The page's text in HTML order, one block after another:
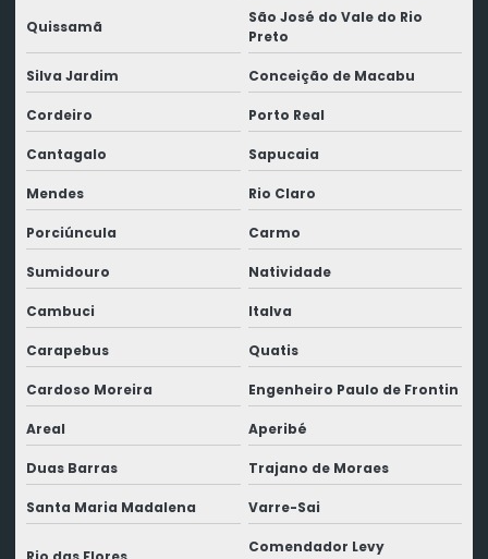
Quissamã
São José do Vale do Rio
Preto
Silva Jardim Conceição de Macabu
Cordeiro Porto Real
Cantagalo Sapucaia
Mendes Rio Claro
Porciúncula Carmo
Sumidouro Natividade
Cambuci Italva
Carapebus Quatis
Cardoso Moreira Engenheiro Paulo de Frontin
Areal Aperibé
Duas Barras Trajano de Moraes
Santa Maria Madalena Varre-Sai
Comendador Levy